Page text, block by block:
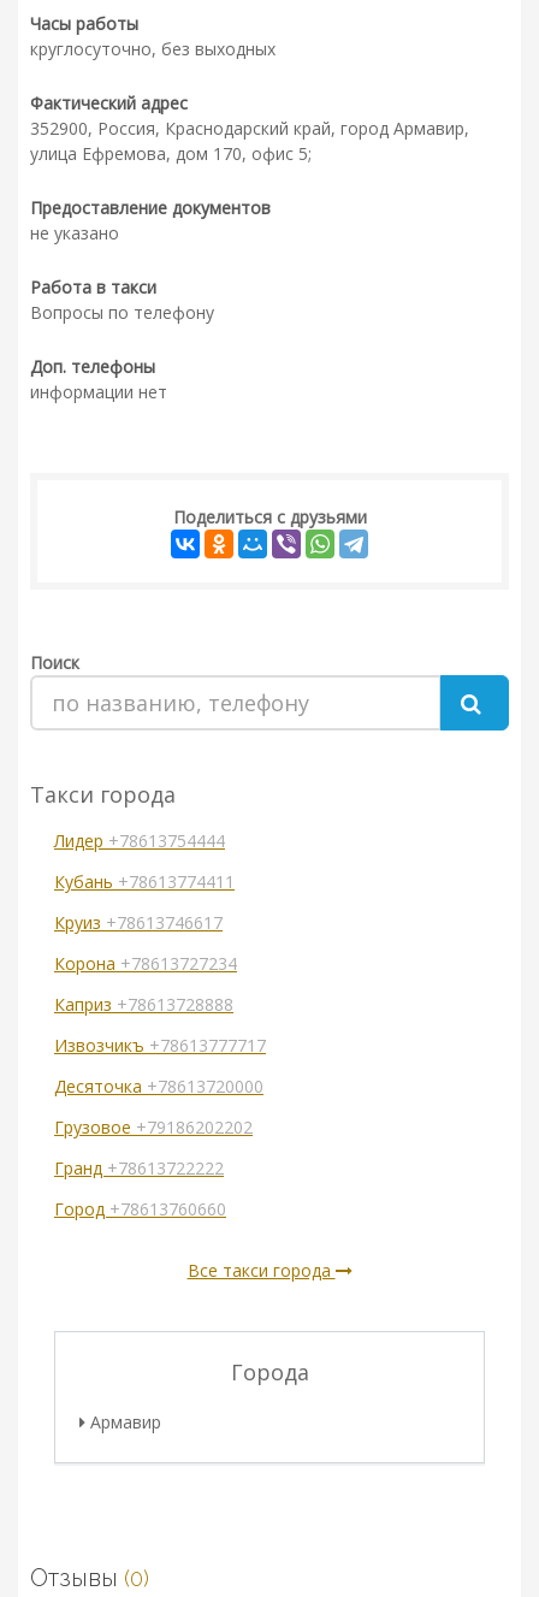
Часы работы
круглосуточно, без выходных
Фактический адрес
352900, Россия, Краснодарский край, город Армавир,
улица Ефремова, дом 170, офис 5;
Предоставление документов
не указано
Работа в такси
Вопросы по телефону
Доп. телефоны
информации нет
Поделиться с друзьями
Поиск
Такси города
Лидер +78613754444
Кубань +78613774411
Круиз +78613746617
Корона +78613727234
Каприз +78613728888
Извозчикъ +78613777717
Десяточка +78613720000
Грузовое +79186202202
Гранд +78613722222
Город +78613760660
Все такси города
Города
Армавир
Отзывы (0)